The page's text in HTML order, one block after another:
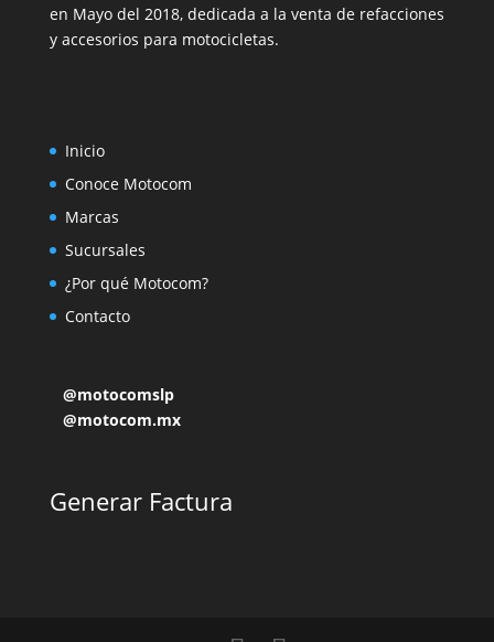
en Mayo del 2018, dedicada a la venta de refacciones
y accesorios para motocicletas.
Inicio
Conoce Motocom
Marcas
Sucursales
¿Por qué Motocom?
Contacto
@motocomslp
@motocom.mx
Generar Factura